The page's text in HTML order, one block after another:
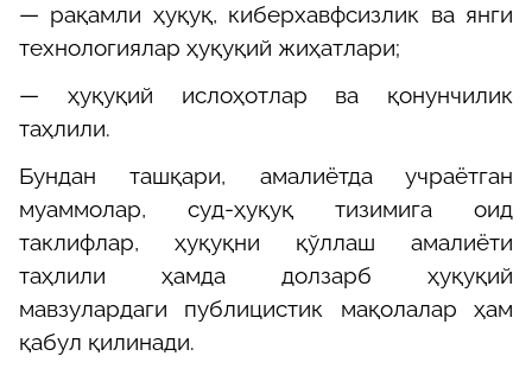
— рақамли ҳуқуқ, киберхавфсизлик ва янги
технологиялар ҳуқуқий жиҳатлари;
— ҳуқуқий ислоҳотлар ва қонунчилик
таҳлили.
Бундан ташқари, амалиётда учраётган
муаммолар, суд-ҳуқуқ тизимига оид
таклифлар, ҳуқуқни қўллаш амалиёти
таҳлили ҳамда долзарб ҳуқуқий
мавзулардаги публицистик мақолалар ҳам
қабул қилинади.